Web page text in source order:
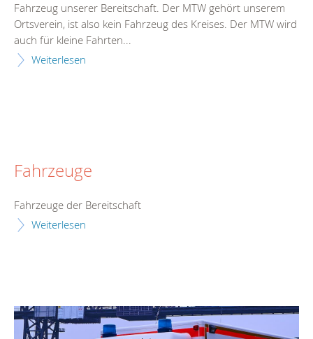
Fahrzeug unserer Bereitschaft. Der MTW gehört unserem
Ortsverein, ist also kein Fahrzeug des Kreises. Der MTW wird
auch für kleine Fahrten...
Weiterlesen
Fahrzeuge
Fahrzeuge der Bereitschaft
Weiterlesen